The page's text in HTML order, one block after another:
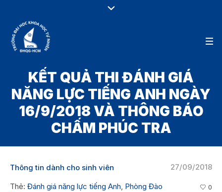
KẾT QUẢ THI ĐÁNH GIÁ
NĂNG LỰC TIẾNG ANH NGÀY
16/9/2018 VÀ THÔNG BÁO
CHẤM PHÚC TRA
27/09/2018
Thông tin dành cho sinh viên
Thẻ: Đánh giá năng lực tiếng Anh, Phòng Đào
0